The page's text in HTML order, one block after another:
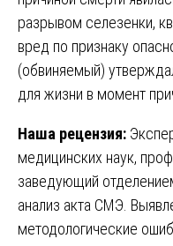
разрывом селезенки,
вред по признаку
(обвиняемый)
для жизни в момент
Наша рецензия:
медицинских наук,
заведующий
анализ акта СМЭ.
методологические